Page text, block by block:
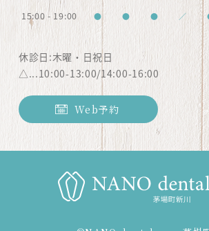
15:00 - 19:00 ● ● ● ／
休診日:木曜・日祝日
△...10:00-13:00/14:00-16:00
Web予約